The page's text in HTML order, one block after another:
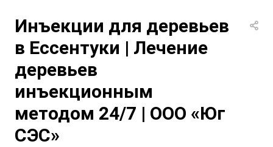
Инъекции для деревьев
в Ессентуки | Лечение
деревьев
инъекционным
методом 24/7 | ООО «Юг
СЭС»